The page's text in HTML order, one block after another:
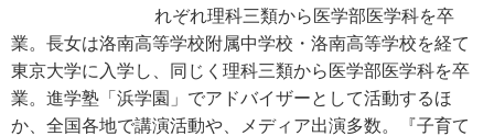
れぞれ理科三類から医学部医学科を卒
業。長女は洛南高等学校附属中学校・洛南高等学校を経て
東京大学に入学し、同じく理科三類から医学部医学科を卒
業。進学塾「浜学園」でアドバイザーとして活動するほ
か、全国各地で講演活動や、メディア出演多数。『子育て